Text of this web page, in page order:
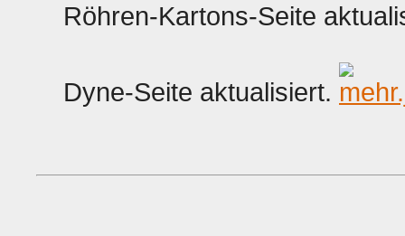
Röhren-Kartons-Seite
Dyne-Seite aktualisiert.